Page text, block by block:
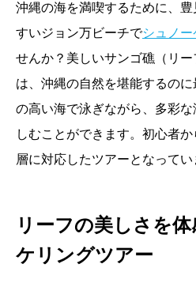
沖縄の海を満喫するために、
すいジョン万ビーチでシュノー
せんか？美しいサンゴ礁（リ
は、沖縄の自然を堪能するの
の高い海で泳ぎながら、多彩
しむことができます。初心者
層に対応したツアーとなってい
リーフの美しさを
ケリングツアー